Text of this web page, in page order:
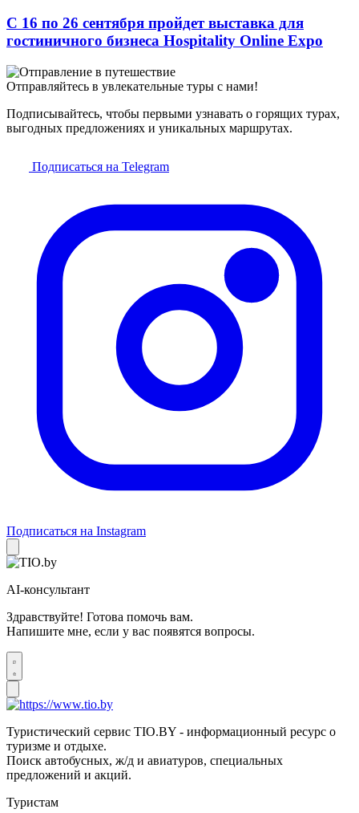
C 16 по 26 сентября пройдет выставка для
гостиничного бизнеса Hospitality Online Expo
Отправляйтесь в увлекательные туры с нами!
Подписывайтесь, чтобы первыми узнавать о горящих турах,
выгодных предложениях и уникальных маршрутах.
Подписаться на Telegram
Подписаться на Instagram
AI-консультант
Здравствуйте! Готова помочь вам.
Напишите мне, если у вас появятся вопросы.
Туристический сервис TIO.BY - информационный ресурс о
туризме и отдыхе.
Поиск автобусных, ж/д и авиатуров, специальных
предложений и акций.
Туристам